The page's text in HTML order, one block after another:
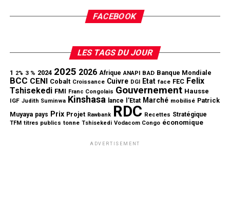
FACEBOOK
LES TAGS DU JOUR
1 2% 3 % 2024 2025 2026 Afrique ANAPI BAD Banque Mondiale
BCC CENI Cobalt Croissance Cuivre DGI Etat face FEC Felix
Tshisekedi FMI Franc Congolais Gouvernement Hausse
IGF Judith Suminwa Kinshasa lance l’Etat Marché mobilisé Patrick
Muyaya pays Prix Projet Rawbank RDC Recettes Stratégique
TFM titres publics tonne Tshisekedi Vodacom Congo économique
ADVERTISEMENT